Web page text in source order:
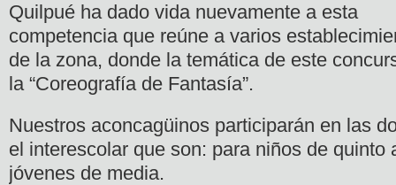
Quilpué ha dado vida nuevamente a esta
competencia que reúne a varios
de la zona, donde la temática de este
la “Coreografía de Fantasía”.
Nuestros aconcagüinos participarán en las
el interescolar que son: para niños de quinto
jóvenes de media.